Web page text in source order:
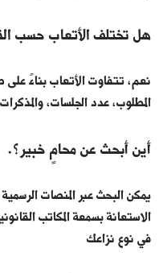
هل تختلف الأتعاب حسب
نعم، تتفاوت الأتعاب بناءً
المطلوب، عدد الجلسات،
أين أبحث عن محامٍ خبير؟.
يمكن البحث عبر المنصات
الاستعانة بسمعة المكاتب
في نوع نزاعك